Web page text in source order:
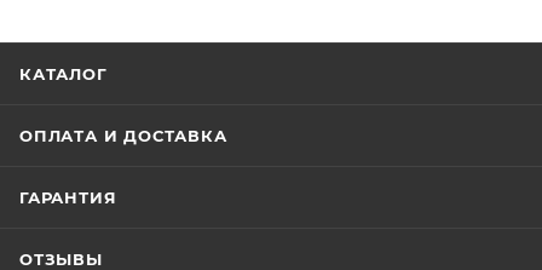
КАТАЛОГ
ОПЛАТА И ДОСТАВКА
ГАРАНТИЯ
ОТЗЫВЫ